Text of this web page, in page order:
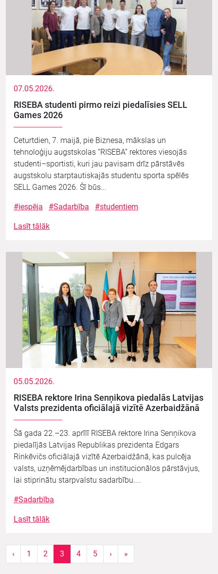
07.05.2026.
RISEBA studenti pirmo reizi piedalīsies SELL
Games 2026
Ceturtdien, 7. maijā, pie Biznesa, mākslas un
tehnoloģiju augstskolas “RISEBA” rektores viesojās
studenti–sportisti, kuri jau pavisam drīz pārstāvēs
augstskolu starptautiskajās studentu sporta spēlēs
SELL Games 2026. Šī būs...
#iespēja #Sadarbība #studentiem
Lasīt tālāk
05.05.2026.
RISEBA rektore Irina Senņikova piedalās Latvijas
Valsts prezidenta oficiālajā vizītē Azerbaidžānā
Šā gada 22.–23. aprīlī RISEBA rektore Irina Senņikova
piedalījās Latvijas Republikas prezidenta Edgars
Rinkēvičs oficiālajā vizītē Azerbaidžānā, kas pulcēja
valsts, uzņēmējdarbības un institucionālos pārstāvjus,
lai stiprinātu starpvalstu sadarbību....
#Sadarbība
Lasīt tālāk
Page navigation
‹ Page
1 Page
2 Current Page
3 Page
4 Page
5 › »